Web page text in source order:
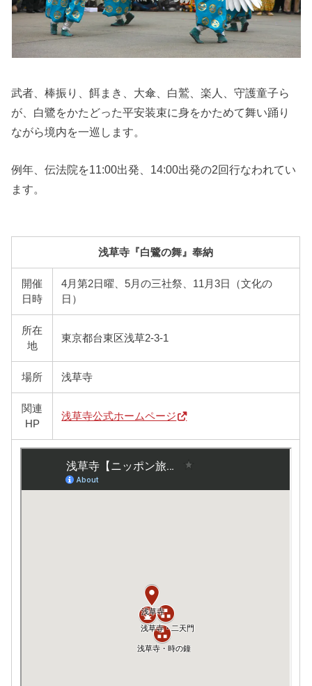
武者、棒振り、餌まき、大傘、白鷲、楽人、守護童子ら
が、白鷺をかたどった平安装束に身をかためて舞い踊り
ながら境内を一巡します。
例年、伝法院を11:00出発、14:00出発の2回行なわれてい
ます。
浅草寺『白鷺の舞』奉納
開催
日時
4月第2日曜、5月の三社祭、11月3日（文化の
日）
所在
地
東京都台東区浅草2-3-1
場所 浅草寺
関連
HP
浅草寺公式ホームページ